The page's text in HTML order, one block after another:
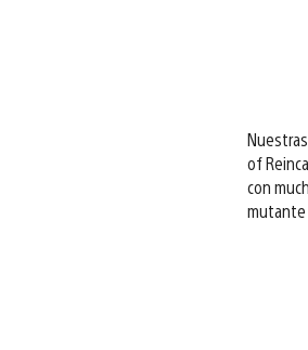
of
con
mutante